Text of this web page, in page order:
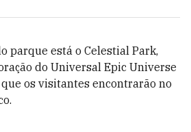
parque está o Celestial Park,
do Universal Epic Universe
os visitantes encontrarão no